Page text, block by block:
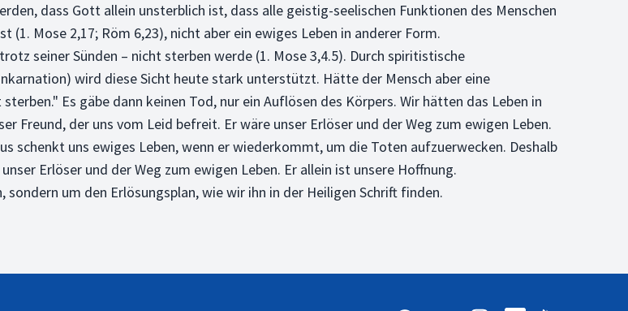
dass Gott allein unsterblich ist, dass alle geistig-seelischen Funktionen des Menschen
(1. Mose 2,17; Röm 6,23), nicht aber ein ewiges Leben in anderer Form.
seiner Sünden – nicht sterben werde (1. Mose 3,4.5). Durch spiritistische
wird diese Sicht heute stark unterstützt. Hätte der Mensch aber eine
Es gäbe dann keinen Tod, nur ein Auflösen des Körpers. Wir hätten das Leben in
Freund, der uns vom Leid befreit. Er wäre unser Erlöser und der Weg zum ewigen Leben.
schenkt uns ewiges Leben, wenn er wiederkommt, um die Toten aufzuerwecken. Deshalb
Erlöser und der Weg zum ewigen Leben. Er allein ist unsere Hoffnung.
um den Erlösungsplan, wie wir ihn in der Heiligen Schrift finden.